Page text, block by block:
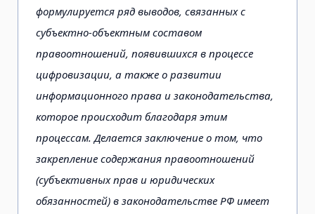
формулируется ряд выводов, связанных с
субъектно-объектным составом
правоотношений, появившихся в процессе
цифровизации, а также о развитии
информационного права и законодательства,
которое происходит благодаря этим
процессам. Делается заключение о том, что
закрепление содержания правоотношений
(субъективных прав и юридических
обязанностей) в законодательстве РФ имеет